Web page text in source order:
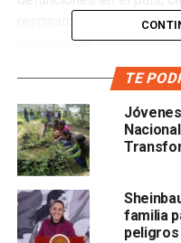
respiratorias, que se
coronavirus.
Entre todos los
están hospitalizados
966 están
hospitalizados en
TE
familia